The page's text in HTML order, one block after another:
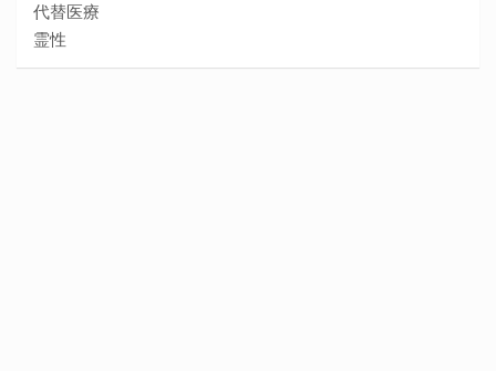
代替医療
霊性